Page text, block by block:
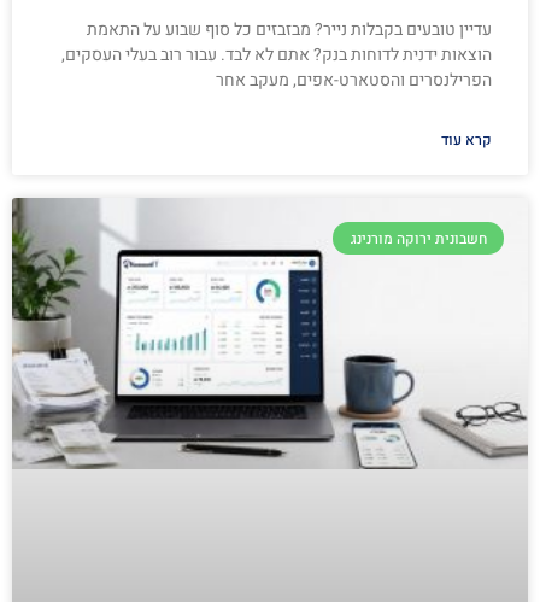
עדיין טובעים בקבלות נייר? מבזבזים כל סוף שבוע על התאמת
הוצאות ידנית לדוחות בנק? אתם לא לבד. עבור רוב בעלי העסקים,
הפרילנסרים והסטארט-אפים, מעקב אחר
קרא עוד
חשבונית ירוקה מורנינג